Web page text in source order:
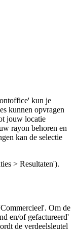
kun je
kunnen opvragen
jouw locatie
rayon behoren en
kan de selectie
> Resultaten').
Om de
en/of gefactureerd'
de verdeelsleutel